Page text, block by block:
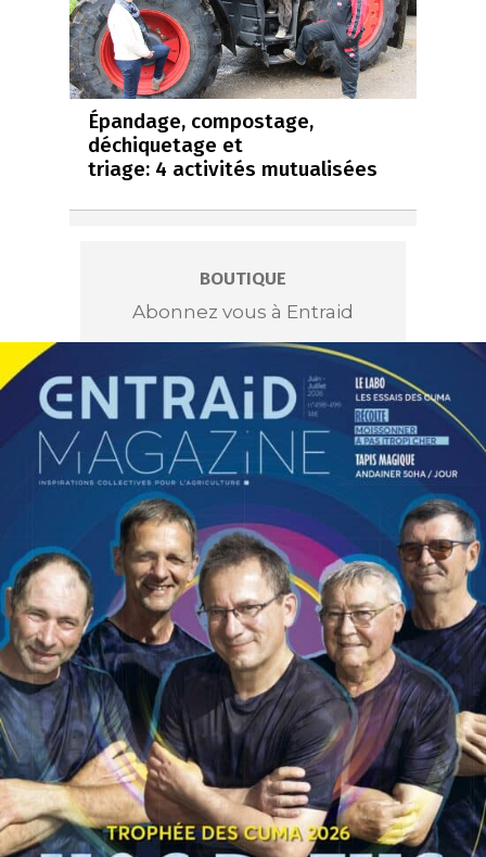
Épandage, compostage,
déchiquetage et
triage: 4 activités mutualisées
BOUTIQUE
Abonnez vous à Entraid